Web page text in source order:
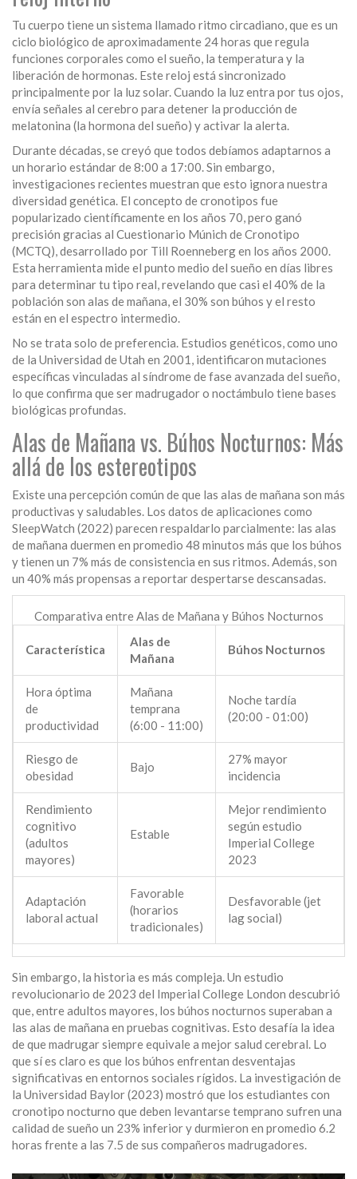
Tu cuerpo tiene un sistema llamado ritmo circadiano, que es un
ciclo biológico de aproximadamente 24 horas que regula
funciones corporales como el sueño, la temperatura y la
liberación de hormonas. Este reloj está sincronizado
principalmente por la luz solar. Cuando la luz entra por tus ojos,
envía señales al cerebro para detener la producción de
melatonina (la hormona del sueño) y activar la alerta.
Durante décadas, se creyó que todos debíamos adaptarnos a
un horario estándar de 8:00 a 17:00. Sin embargo,
investigaciones recientes muestran que esto ignora nuestra
diversidad genética. El concepto de cronotipos fue
popularizado científicamente en los años 70, pero ganó
precisión gracias al Cuestionario Múnich de Cronotipo
(MCTQ), desarrollado por Till Roenneberg en los años 2000.
Esta herramienta mide el punto medio del sueño en días libres
para determinar tu tipo real, revelando que casi el 40% de la
población son alas de mañana, el 30% son búhos y el resto
están en el espectro intermedio.
No se trata solo de preferencia. Estudios genéticos, como uno
de la Universidad de Utah en 2001, identificaron mutaciones
específicas vinculadas al síndrome de fase avanzada del sueño,
lo que confirma que ser madrugador o noctámbulo tiene bases
biológicas profundas.
Alas de Mañana vs. Búhos Nocturnos: Más
allá de los estereotipos
Existe una percepción común de que las alas de mañana son más
productivas y saludables. Los datos de aplicaciones como
SleepWatch (2022) parecen respaldarlo parcialmente: las alas
de mañana duermen en promedio 48 minutos más que los búhos
y tienen un 7% más de consistencia en sus ritmos. Además, son
un 40% más propensas a reportar despertarse descansadas.
Comparativa entre Alas de Mañana y Búhos Nocturnos
Característica
Alas de
Mañana
Búhos Nocturnos
Hora óptima
de
productividad
Mañana
temprana
(6:00 - 11:00)
Noche tardía
(20:00 - 01:00)
Riesgo de
obesidad
Bajo
27% mayor
incidencia
Rendimiento
cognitivo
(adultos
mayores)
Estable
Mejor rendimiento
según estudio
Imperial College
2023
Adaptación
laboral actual
Favorable
(horarios
tradicionales)
Desfavorable (jet
lag social)
Sin embargo, la historia es más compleja. Un estudio
revolucionario de 2023 del Imperial College London descubrió
que, entre adultos mayores, los búhos nocturnos superaban a
las alas de mañana en pruebas cognitivas. Esto desafía la idea
de que madrugar siempre equivale a mejor salud cerebral. Lo
que sí es claro es que los búhos enfrentan desventajas
significativas en entornos sociales rígidos. La investigación de
la Universidad Baylor (2023) mostró que los estudiantes con
cronotipo nocturno que deben levantarse temprano sufren una
calidad de sueño un 23% inferior y durmieron en promedio 6.2
horas frente a las 7.5 de sus compañeros madrugadores.